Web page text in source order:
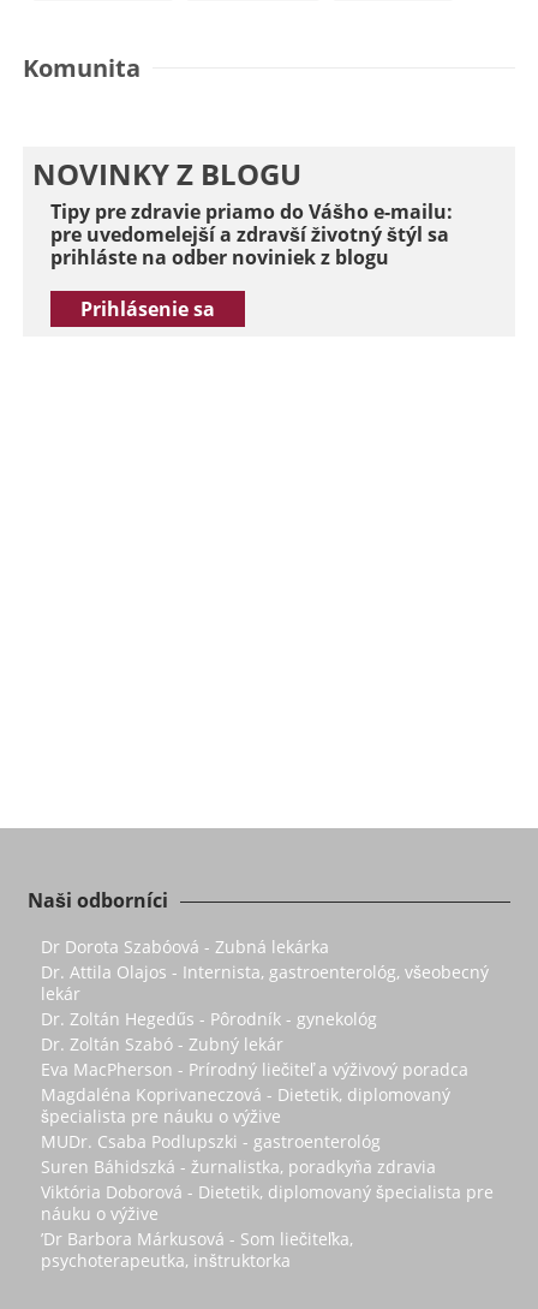
Komunita
NOVINKY Z BLOGU
Tipy pre zdravie priamo do Vášho e-mailu:
pre uvedomelejší a zdravší životný štýl sa
prihláste na odber noviniek z blogu
Prihlásenie sa
Naši odborníci
Dr Dorota Szabóová - Zubná lekárka
Dr. Attila Olajos - Internista, gastroenterológ, všeobecný
lekár
Dr. Zoltán Hegedűs - Pôrodník - gynekológ
Dr. Zoltán Szabó - Zubný lekár
Eva MacPherson - Prírodný liečiteľ a výživový poradca
Magdaléna Koprivaneczová - Dietetik, diplomovaný
špecialista pre náuku o výžive
MUDr. Csaba Podlupszki - gastroenterológ
Suren Báhidszká - žurnalistka, poradkyňa zdravia
Viktória Doborová - Dietetik, diplomovaný špecialista pre
náuku o výžive
’Dr Barbora Márkusová - Som liečiteľka,
psychoterapeutka, inštruktorka